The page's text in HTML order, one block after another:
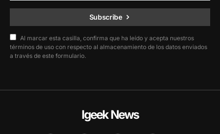
Subscribe
Al marcar esta casilla, confirma que ha leído y acepta nuestros
términos de uso con respecto al almacenamiento de los datos enviados
a través de este formulario.
Igeek News